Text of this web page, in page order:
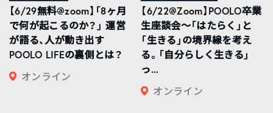
【6/29無料@zoom】「8ヶ月
で何が起こるのか？」 運営
が語る、人が動き出す
POOLO LIFEの裏側とは？
オンライン
【6/22@Zoom】POOLO卒業
生座談会〜「はたらく」と
「生きる」の境界線を考え
る。「自分らしく生きる」
っ...
オンライン